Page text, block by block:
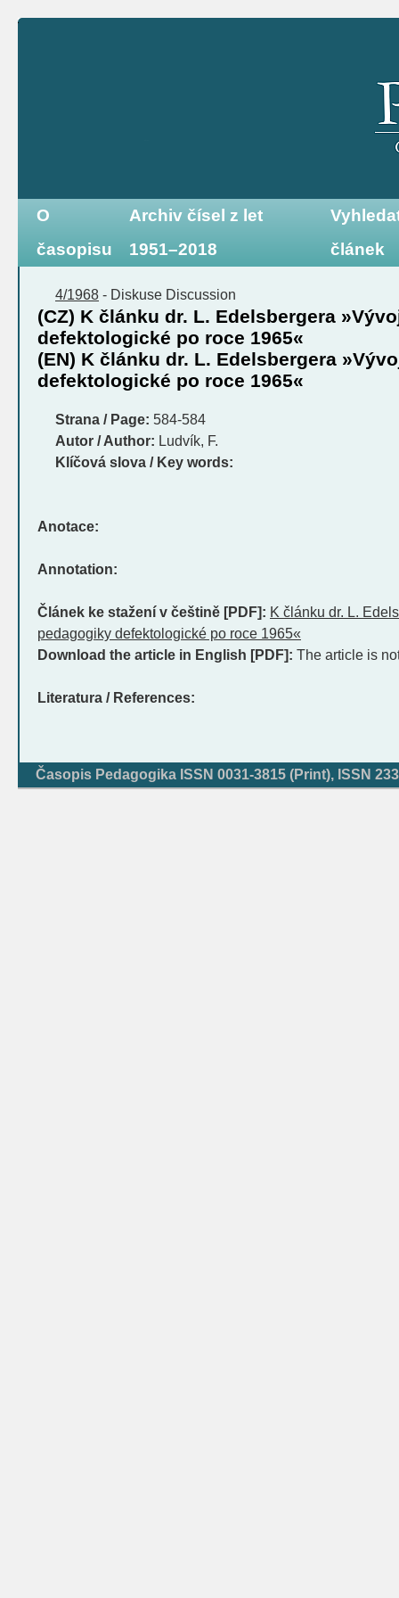
O
časopisu
Archiv čísel z let
1951–2018
článek
4/1968 - Diskuse Discussion
(CZ) K článku dr. L. Edelsbergera
defektologické po roce 1965«
(EN) K článku dr. L. Edelsbergera
defektologické po roce 1965«
Strana / Page: 584-584
Autor / Author: Ludvík, F.
Klíčová slova / Key words:
Anotace:
Annotation:
Článek ke stažení v češtině [PDF]: K článku dr. L.
pedagogiky defektologické po roce 1965«
Download the article in English [PDF]: The article is
Literatura / References:
Časopis Pedagogika ISSN 0031-3815 (Print), ISSN